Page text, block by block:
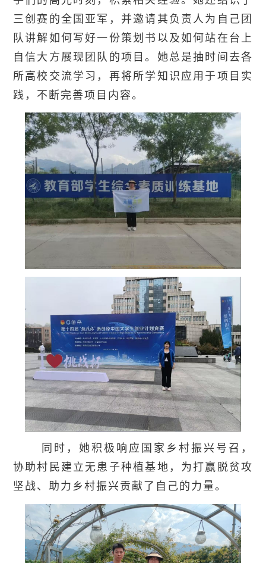
三创赛的全国亚军，并邀请其负责人为自己团
队讲解如何写好一份策划书以及如何站在台上
自信大方展现团队的项目。她总是抽时间去各
所高校交流学习，再将所学知识应用于项目实
践，不断完善项目内容。
同时，她积极响应国家乡村振兴号召，
协助村民建立无患子种植基地，为打赢脱贫攻
坚战、助力乡村振兴贡献了自己的力量。